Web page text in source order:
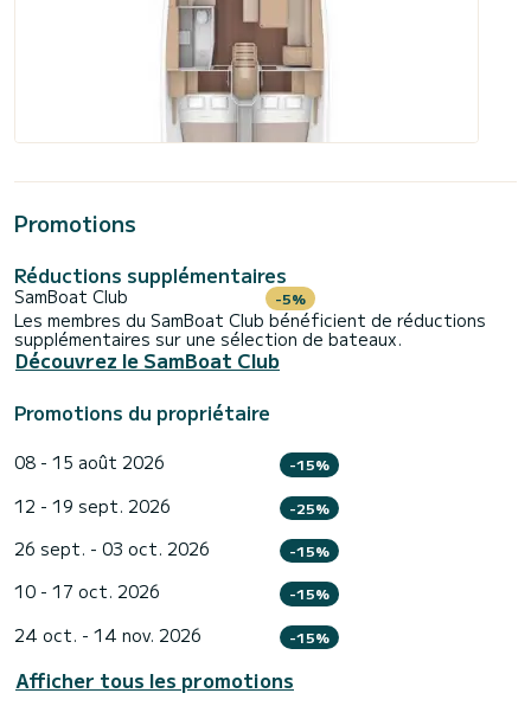
Promotions
Réductions supplémentaires
SamBoat Club -5%
Les membres du SamBoat Club bénéficient de réductions
supplémentaires sur une sélection de bateaux.
Découvrez le SamBoat Club
Promotions du propriétaire
08 - 15 août 2026 -15%
12 - 19 sept. 2026 -25%
26 sept. - 03 oct. 2026 -15%
10 - 17 oct. 2026 -15%
24 oct. - 14 nov. 2026 -15%
Afficher tous les promotions